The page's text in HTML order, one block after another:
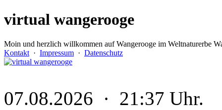
virtual wangerooge
Moin und herzlich willkommen auf Wangerooge im Weltnaturerbe
Kontakt · Impressum · Datenschutz
07.08.2026 · 21:37 Uhr.